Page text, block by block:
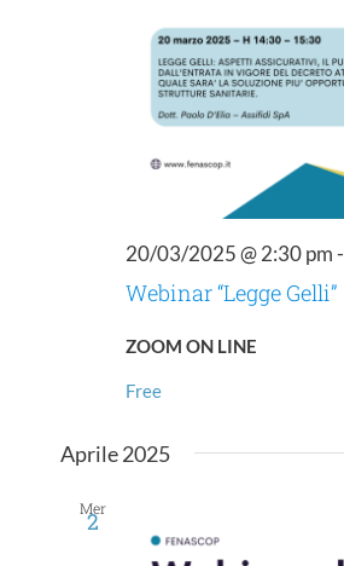
20/03/2025 @ 2:30 pm -
Webinar “Legge Gelli”
ZOOM ON LINE
Free
Aprile 2025
Mer
2